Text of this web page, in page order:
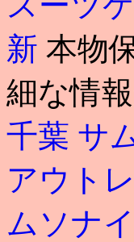
新 本物
細な情
千葉 サ
アウト
ムソナ